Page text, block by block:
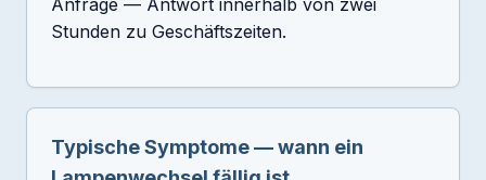
Anfrage — Antwort innerhalb von zwei
Stunden zu Geschäftszeiten.
Typische Symptome — wann ein